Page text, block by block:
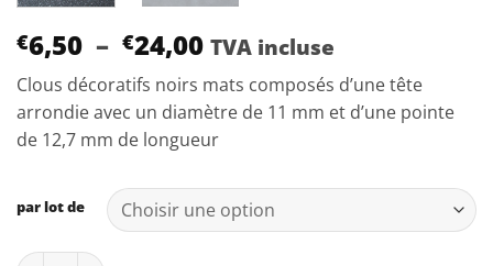
€6,50 – €24,00Plage
de
prix :
€6,50
à
TVA incluse
Clous décoratifs noirs mats composés d’une tête
arrondie avec un diamètre de 11 mm et d’une pointe
de 12,7 mm de longueur
par lot de